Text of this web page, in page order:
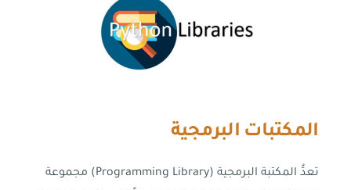
المكتبات البرمجية
تعدُّ المكتبة البرمجية (Programming Library) مجموعة